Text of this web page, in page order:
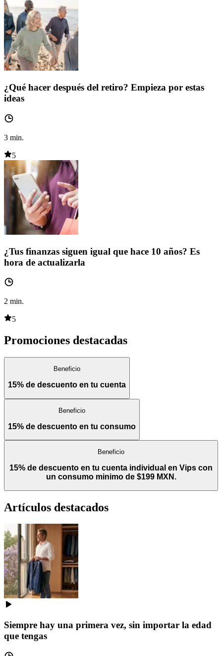
¿Qué hacer después del retiro? Empieza por estas
ideas
3 min.
5
¿Tus finanzas siguen igual que hace 10 años? Es
hora de actualizarla
2 min.
5
Promociones destacadas
Beneficio
15% de descuento en tu cuenta
Beneficio
15% de descuento en tu consumo
Beneficio
15% de descuento en tu cuenta individual en Vips con
un consumo minimo de $199 MXN.
Artículos destacados
Siempre hay una primera vez, sin importar la edad
que tengas